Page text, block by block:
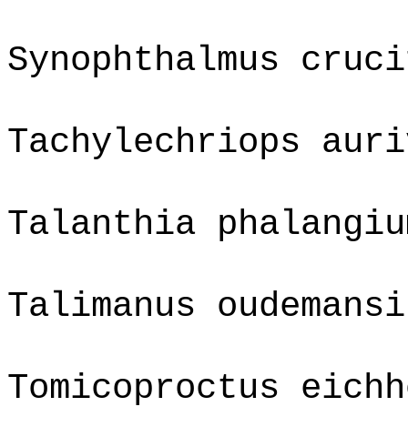
Synophthalmus
Tachylechriops
Talanthia
Talimanus oudemansi
Tomicoproctus